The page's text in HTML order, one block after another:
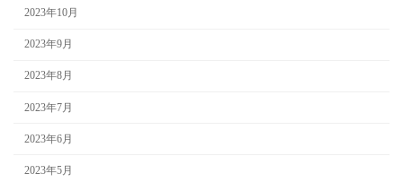
2023年10月
2023年9月
2023年8月
2023年7月
2023年6月
2023年5月